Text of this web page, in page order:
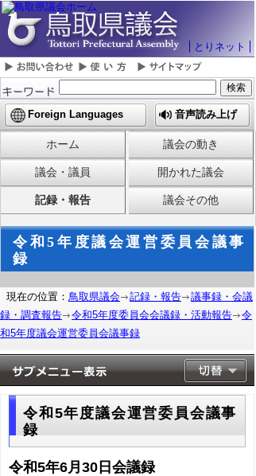
とりネット
Foreign Languages 音声読み上げ
ホーム 議会の動き
議会・議員 開かれた議会
記録・報告 議会その他
令和5年度議会運営委員会議事
録
現在の位置： 鳥取県議会 記録・報告
議事録・会議
録・調査報告
令和5年度委員会会議録・活動報告
令
和5年度議会運営委員会議事録
令和5年度議会運営委員会議事
録
令和5年6月30日会議録